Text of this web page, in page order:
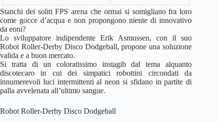
Stanchi dei soliti FPS arena che ormai si somigliano fra loro
come gocce d’acqua e non propongono niente di innovativo
da eoni?
Lo sviluppatore indipendente Erik Asmussen, con il suo
Robot Roller-Derby Disco Dodgeball, propone una soluzione
valida e a buon mercato.
Si tratta di un coloratissimo instagib dal tema alquanto
discotecaro in cui dei simpatici robottini circondati da
innumerevoli luci intermittenti al neon si sfidano in partite di
palla avvelenata all’ultimo sangue.
Robot Roller-Derby Disco Dodgeball